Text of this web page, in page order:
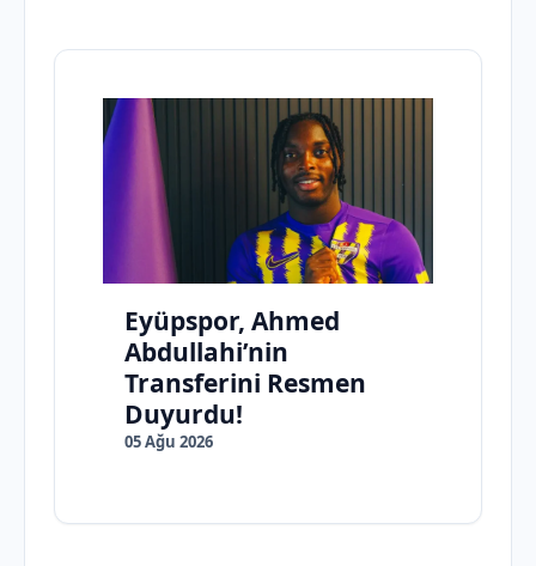
Eyüpspor, Ahmed
Abdullahi’nin
Transferini Resmen
Duyurdu!
05 Ağu 2026